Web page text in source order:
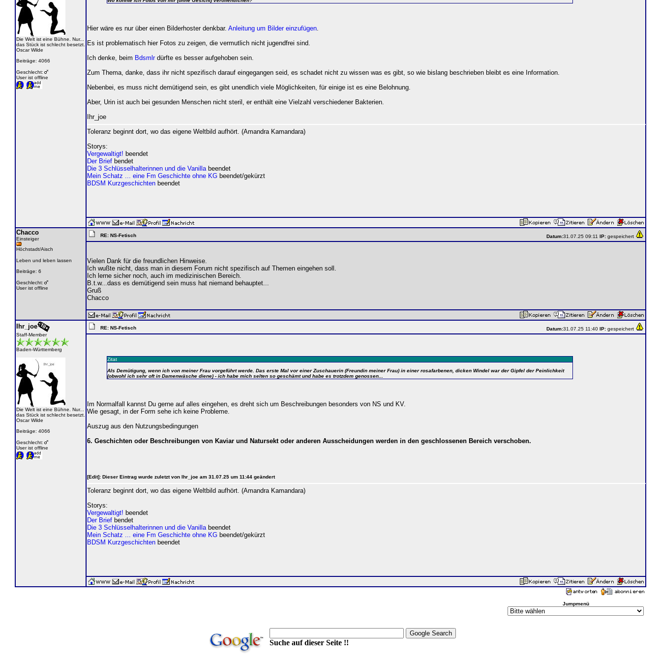
Die Welt ist eine Bühne. Nur...
das Stück ist schlecht besetzt.
Oscar Wilde
Beiträge: 4066
Geschlecht:
User ist offline
Hier wäre es nur über einen Bilderhoster denkbar. Anleitung um Bilder einzufügen.
Es ist problematisch hier Fotos zu zeigen, die vermutlich nicht jugendfrei sind.
Ich denke, beim Bdsmlrdürfte es besser aufgehoben sein.
Zum Thema, danke, dass ihr nicht spezifisch darauf eingegangen seid, es schadet nicht zu wissen was es gibt, so wie bislang beschrieben bleibt es eine Information.
Nebenbei, es muss nicht demütigend sein, es gibt unendlich viele Möglichkeiten, für einige ist es eine Belohnung.
Aber, Urin ist auch bei gesunden Menschen nicht steril, er enthält eine Vielzahl verschiedener Bakterien.
Ihr_joe
Toleranz beginnt dort, wo das eigene Weltbild aufhört. (Amandra Kamandara)
Storys:
Vergewaltigt! beendet
Der Brief bendet
Die 3 Schlüsselhalterinnen und die Vanillabeendet
Mein Schatz ... eine Fm Geschichte ohne KG beendet/gekürzt
BDSM Kurzgeschichten beendet
Chacco
Einsteiger
Höchstadt/Aisch
Leben und leben lassen
Beiträge: 6
Geschlecht:
User ist offline
RE: NS-Fetisch Datum:31.07.25 09:11 IP: gespeichert
Vielen Dank für die freundlichen Hinweise.
Ich wußte nicht, dass man in diesem Forum nicht spezifisch auf Themen eingehen soll.
Ich lerne sicher noch, auch im medizinischen Bereich.
B.t.w...dass es demütigend sein muss hat niemand behauptet...
Gruß
Chacco
Ihr_joe
Staff-Member
Baden-Württemberg
Die Welt ist eine Bühne. Nur...
das Stück ist schlecht besetzt.
Oscar Wilde
Beiträge: 4066
Geschlecht:
User ist offline
RE: NS-Fetisch Datum:31.07.25 11:40 IP: gespeichert
Zitat
Als Demütigung, wenn ich von meiner Frau vorgeführt werde. Das erste Mal vor einer Zuschauerin (Freundin meiner Frau) in einer rosafarbenen, dicken Windel war der Gipfel der Peinlichkeit
(obwohl ich sehr oft in Damenwäsche diene) - ich habe mich selten so geschämt und habe es trotzdem genossen...
Im Normalfall kannst Du gerne auf alles eingehen, es dreht sich um Beschreibungen besonders von NS und KV.
Wie gesagt, in der Form sehe ich keine Probleme.
Auszug aus den Nutzungsbedingungen
6. Geschichten oder Beschreibungen von Kaviar und Natursekt oder anderen Ausscheidungen werden in den geschlossenen Bereich verschoben.
[Edit]: Dieser Eintrag wurde zuletzt von Ihr_joe am 31.07.25 um 11:44 geändert
Toleranz beginnt dort, wo das eigene Weltbild aufhört. (Amandra Kamandara)
Storys:
Vergewaltigt! beendet
Der Brief bendet
Die 3 Schlüsselhalterinnen und die Vanillabeendet
Mein Schatz ... eine Fm Geschichte ohne KG beendet/gekürzt
BDSM Kurzgeschichten beendet
Jumpmenü
Suche auf dieser Seite !!